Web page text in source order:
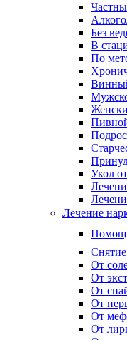
Без
В
По
Укол
Лечение
От
От
От
От
От
От